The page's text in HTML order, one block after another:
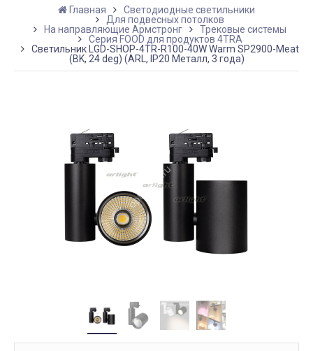
Главная
Светодиодные светильники
Для подвесных потолков
На направляющие Армстронг
Трековые системы
Серия FOOD для продуктов 4TRA
Светильник LGD-SHOP-4TR-R100-40W Warm SP2900-Meat
(BK, 24 deg) (ARL, IP20 Металл, 3 года)